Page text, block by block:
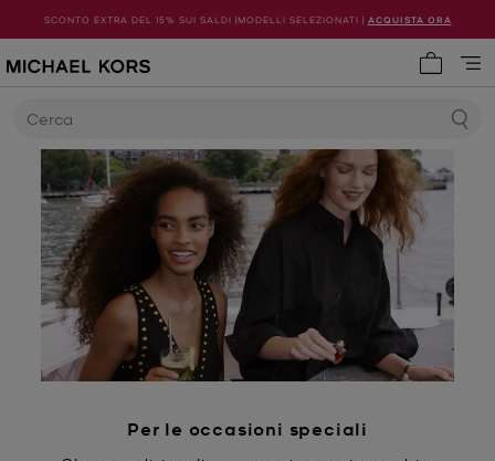
SCONTO EXTRA DEL 15% SUI SALDI |MODELLI SELEZIONATI | ACQUISTA ORA
Cerca
Per le occasioni speciali